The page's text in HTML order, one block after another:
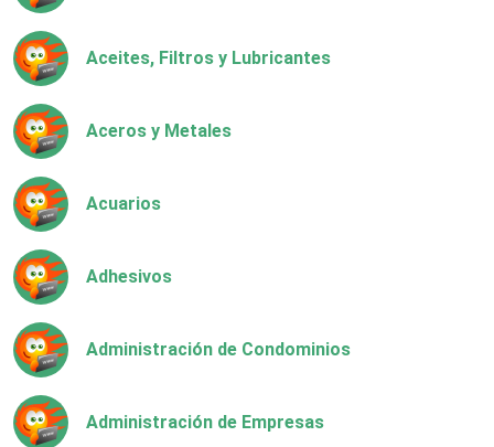
Aceites, Filtros y Lubricantes
Aceros y Metales
Acuarios
Adhesivos
Administración de Condominios
Administración de Empresas